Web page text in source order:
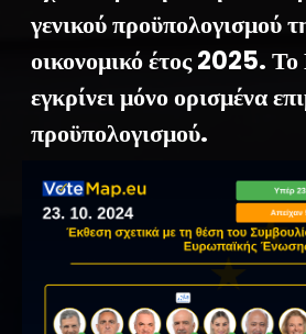
γενικού προϋπολογισμού
οικονομικό έτος 2025.
εγκρίνει μόνο ορισμένα
προϋπολογισμού.